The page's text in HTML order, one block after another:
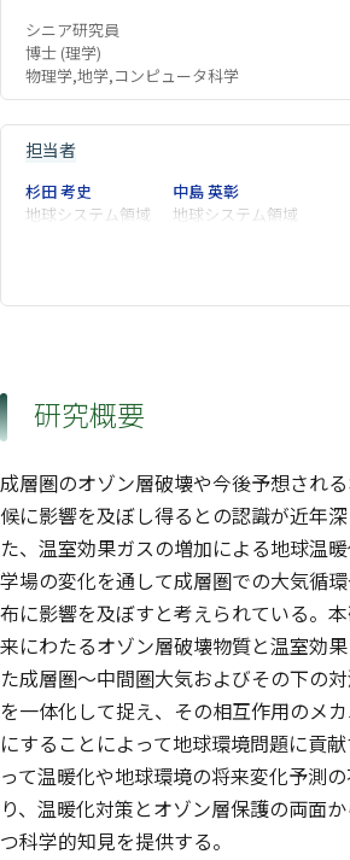
シニア研究員
博士 (理学)
物理学,地学,コンピュータ科学
担当者
杉田 考史
地球システム領域
中島 英彰
地球システム領域
研究概要
成層圏のオゾン層破壊や今後予想され
候に影響を及ぼし得るとの認識が近年
た、温室効果ガスの増加による地球温
学場の変化を通して成層圏での大気循
布に影響を及ぼすと考えられている。
来にわたるオゾン層破壊物質と温室効
た成層圏〜中間圏大気およびその下の
を一体化して捉え、その相互作用のメ
にすることによって地球環境問題に貢
って温暖化や地球環境の将来変化予測
り、温暖化対策とオゾン層保護の両面
つ科学的知見を提供する。